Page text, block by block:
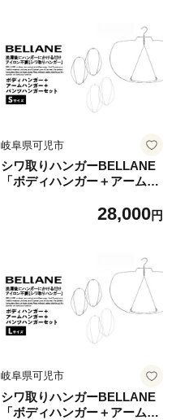
岐阜県可児市
シワ取りハンガーBELLANE
「ボディハンガー＋アームハ
セット」Sサイズ 【ハンガー
28,000円
岐阜県可児市
シワ取りハンガーBELLANE
「ボディハンガー＋アームハ